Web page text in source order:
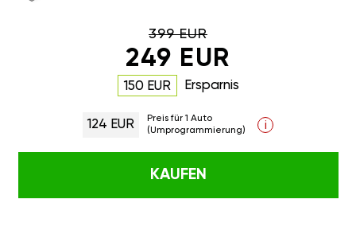
399 EUR
249 EUR
150 EUR Ersparnis
124 EUR
Preis für 1 Auto
(Umprogrammierung)
i
KAUFEN